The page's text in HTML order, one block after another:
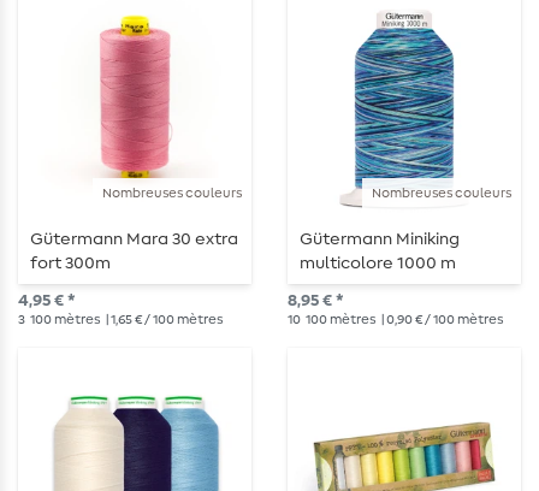
Nombreuses couleurs
Gütermann Mara 30 extra
fort 300m
4,95 € *
3 100 mètres | 1,65 € / 100 mètres
Nombreuses couleurs
Gütermann Miniking
multicolore 1000 m
8,95 € *
10 100 mètres | 0,90 € / 100 mètres